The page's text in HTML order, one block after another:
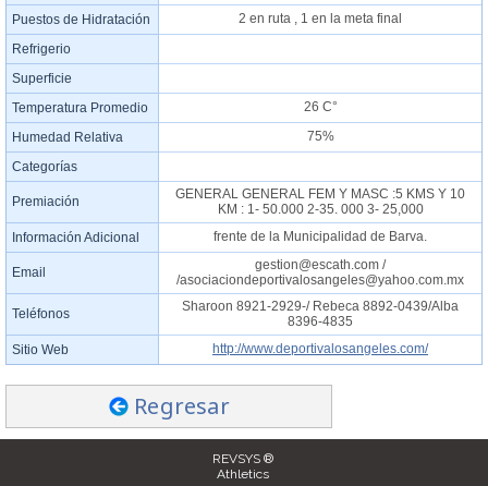
Puestos de Hidratación
2 en ruta , 1 en la meta final
Refrigerio
Superficie
Temperatura Promedio
26 C°
Humedad Relativa
75%
Categorías
Premiación
GENERAL GENERAL FEM Y MASC :5 KMS Y 10
KM : 1- 50.000 2-35. 000 3- 25,000
Información Adicional
frente de la Municipalidad de Barva.
Email
gestion@escath.com /
/asociaciondeportivalosangeles@yahoo.com.mx
Teléfonos
Sharoon 8921-2929-/ Rebeca 8892-0439/Alba
8396-4835
Sitio Web
http://www.deportivalosangeles.com/
Regresar
REVSYS ®
Athletics